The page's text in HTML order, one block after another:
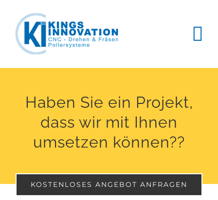
Inhalt
springen
Haben Sie ein Projekt,
dass wir mit Ihnen
umsetzen können??
KOSTENLOSES ANGEBOT ANFRAGEN